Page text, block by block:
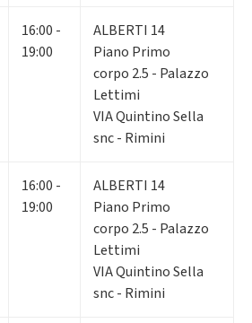
16:00 -
19:00
ALBERTI 14
Piano Primo
corpo 2.5 - Palazzo
Lettimi
VIA Quintino Sella
snc - Rimini
16:00 -
19:00
ALBERTI 14
Piano Primo
corpo 2.5 - Palazzo
Lettimi
VIA Quintino Sella
snc - Rimini